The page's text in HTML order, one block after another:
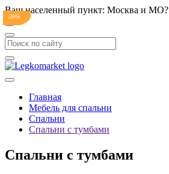
Ваш населенный пункт: Москва и МО?
Главная
Мебель для спальни
Спальни
Спальни с тумбами
Спальни с тумбами
-20%
-20%
-20%
-20%
-24%
-21%
-18%
-18%
-19%
-18%
-7%
-20%
-22%
-20%